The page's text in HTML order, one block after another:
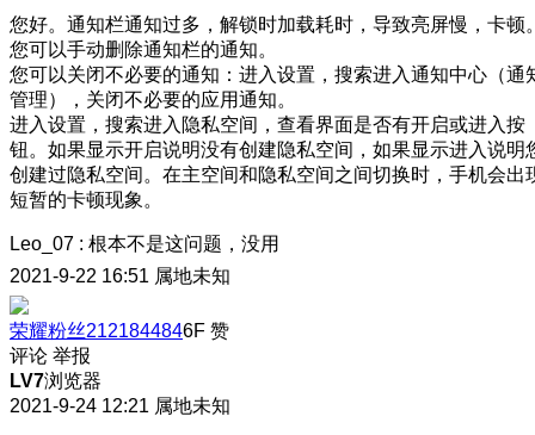
您好。通知栏通知过多，解锁时加载耗时，导致亮屏慢，卡顿
您可以手动删除通知栏的通知。
您可以关闭不必要的通知：进入设置，搜索进入通知中心（通
管理），关闭不必要的应用通知。
进入设置，搜索进入隐私空间，查看界面是否有开启或进入按
钮。如果显示开启说明没有创建隐私空间，如果显示进入说明
创建过隐私空间。在主空间和隐私空间之间切换时，手机会出
短暂的卡顿现象。
Leo_07 : 根本不是这问题，没用
2021-9-22 16:51 属地未知
荣耀粉丝2121844846F 赞
评论 举报
LV7浏览器
2021-9-24 12:21 属地未知